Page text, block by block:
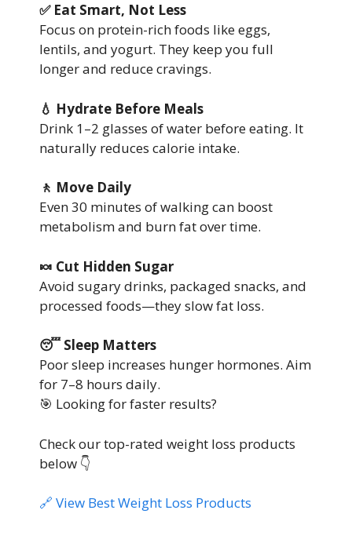
✅ Eat Smart, Not Less
Focus on protein-rich foods like eggs,
lentils, and yogurt. They keep you full
longer and reduce cravings.
💧 Hydrate Before Meals
Drink 1–2 glasses of water before eating. It
naturally reduces calorie intake.
🚶 Move Daily
Even 30 minutes of walking can boost
metabolism and burn fat over time.
🍬 Cut Hidden Sugar
Avoid sugary drinks, packaged snacks, and
processed foods—they slow fat loss.
😴 Sleep Matters
Poor sleep increases hunger hormones. Aim
for 7–8 hours daily.
🎯 Looking for faster results?
Check our top-rated weight loss products
below 👇
🔗 View Best Weight Loss Products